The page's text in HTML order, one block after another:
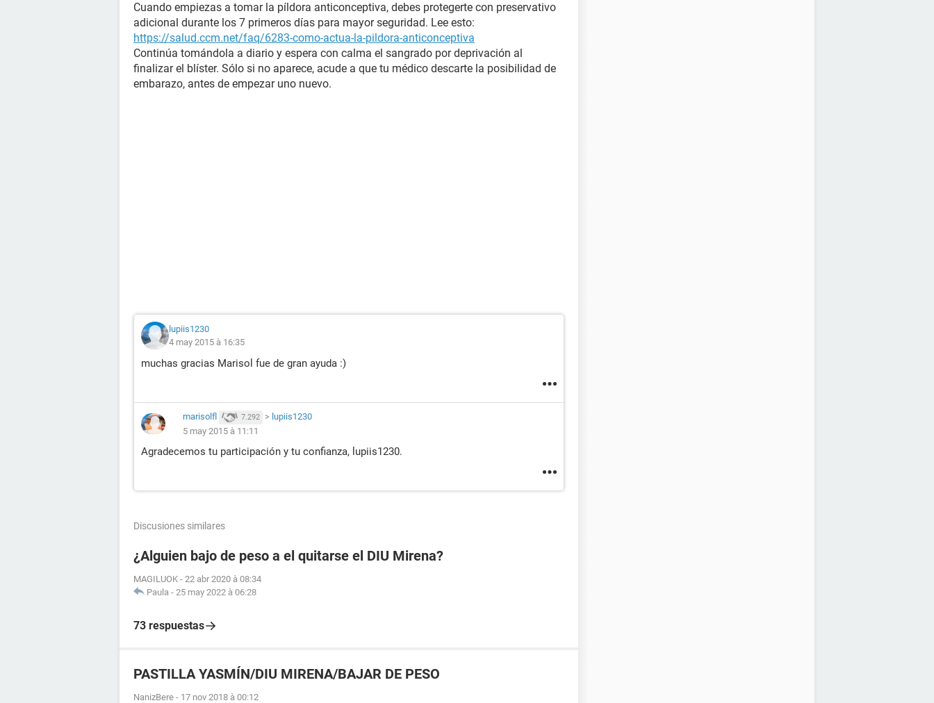
Cuando empiezas a tomar la píldora anticonceptiva, debes protegerte con preservativo
adicional durante los 7 primeros días para mayor seguridad. Lee esto:
https://salud.ccm.net/faq/6283-como-actua-la-pildora-anticonceptiva
Continúa tomándola a diario y espera con calma el sangrado por deprivación al
finalizar el blíster. Sólo si no aparece, acude a que tu médico descarte la posibilidad de
embarazo, antes de empezar uno nuevo.
lupiis1230
4 may 2015 à 16:35
muchas gracias Marisol fue de gran ayuda :)
marisolfl 7.292 > lupiis1230
5 may 2015 à 11:11
Agradecemos tu participación y tu confianza, lupiis1230.
Discusiones similares
¿Alguien bajo de peso a el quitarse el DIU Mirena?
MAGILUOK - 22 abr 2020 à 08:34
Paula - 25 may 2022 à 06:28
73 respuestas
PASTILLA YASMÍN/DIU MIRENA/BAJAR DE PESO
NanizBere - 17 nov 2018 à 00:12